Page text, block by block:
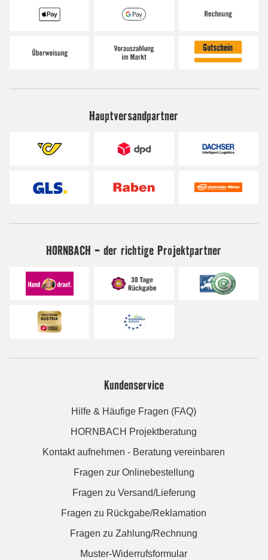
Hauptversandpartner
HORNBACH - der richtige Projektpartner
Kundenservice
Hilfe & Häufige Fragen (FAQ)
HORNBACH Projektberatung
Kontakt aufnehmen - Beratung vereinbaren
Fragen zur Onlinebestellung
Fragen zu Versand/Lieferung
Fragen zu Rückgabe/Reklamation
Fragen zu Zahlung/Rechnung
Muster-Widerrufsformular